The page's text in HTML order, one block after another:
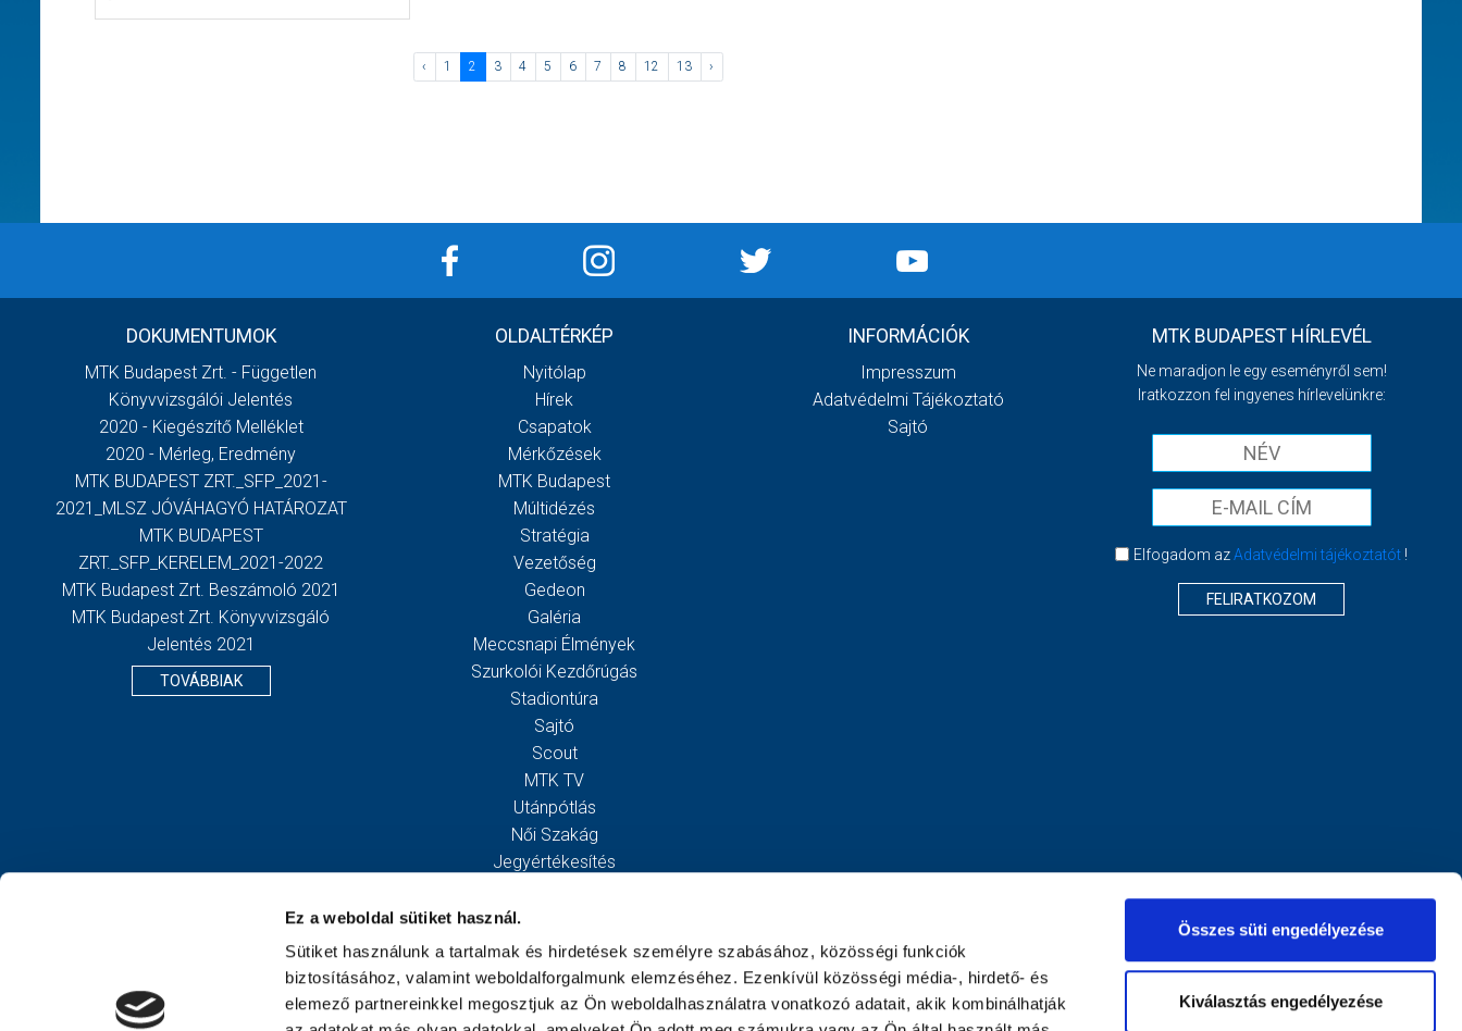
Ez a weboldal sütiket használ.
Sütiket használunk a tartalmak és hirdetések személyre szabásához, közösségi funkciók
biztosításához, valamint weboldalforgalmunk elemzéséhez. Ezenkívül közösségi média-, hirdető- és
elemező partnereinkkel megosztjuk az Ön weboldalhasználatra vonatkozó adatait, akik kombinálhatják
Összes süti engedélyezése
Kiválasztás engedélyezése
‹ 1 2 3 4 5 6 7 8 12 13 ›
DOKUMENTUMOK
MTK Budapest Zrt. - Független
Könyvvizsgálói Jelentés
2020 - Kiegészítő Melléklet
2020 - Mérleg, Eredmény
MTK BUDAPEST ZRT._SFP_2021-
2021_MLSZ JÓVÁHAGYÓ HATÁROZAT
MTK BUDAPEST
ZRT._SFP_KERELEM_2021-2022
MTK Budapest Zrt. Beszámoló 2021
MTK Budapest Zrt. Könyvvizsgáló
Jelentés 2021
TOVÁBBIAK
OLDALTÉRKÉP
Nyitólap
Hírek
Csapatok
Mérkőzések
MTK Budapest
Múltidézés
Stratégia
Vezetőség
Gedeon
Galéria
Meccsnapi Élmények
Szurkolói Kezdőrúgás
Stadiontúra
Sajtó
Scout
MTK TV
Utánpótlás
Női Szakág
Jegyértékesítés
Egyesület
Kapcsolat
INFORMÁCIÓK
Impresszum
Adatvédelmi Tájékoztató
Sajtó
MTK BUDAPEST HÍRLEVÉL
Ne maradjon le egy eseményről sem!
Iratkozzon fel ingyenes hírlevelünkre:
Elfogadom azAdatvédelmi tájékoztatót !
FELIRATKOZOM